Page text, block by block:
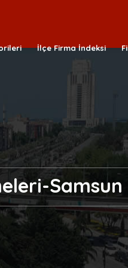
İlçe Firma İndeksi